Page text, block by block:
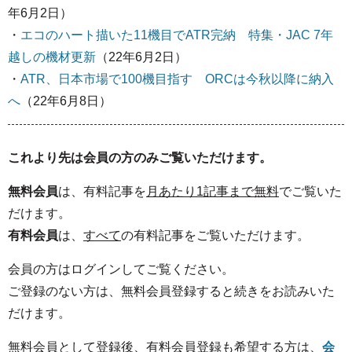
年6月2日）
・ エコのハート描いた11機目でATR完納 特集・JAC 7年
越しの機材更新 （22年6月2日）
・ ATR、日本市場で100機目指す ORCは今秋以降に納入
へ （22年6月8日）
これより先は会員の方のみご覧いただけます。
無料会員は、有料記事を 月あたり1記事まで無料でご覧いた
だけます。
有料会員は、 すべての有料記事をご覧いただけます。
会員の方はログインしてご覧ください。
ご登録のない方は、無料会員登録すると続きをお読みいた
だけます。
無料会員として登録後、有料会員登録も希望する方は、 会